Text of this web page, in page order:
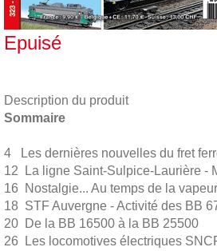
Epuisé
Description du produit
Sommaire
4 Les dernières nouvelles du fret
12 La ligne Saint-Sulpice-Laurière
16 Nostalgie... Au temps de la
18 STF Auvergne - Activité des BB
20 De la BB 16500 à la BB 25500
26 Les locomotives électriques